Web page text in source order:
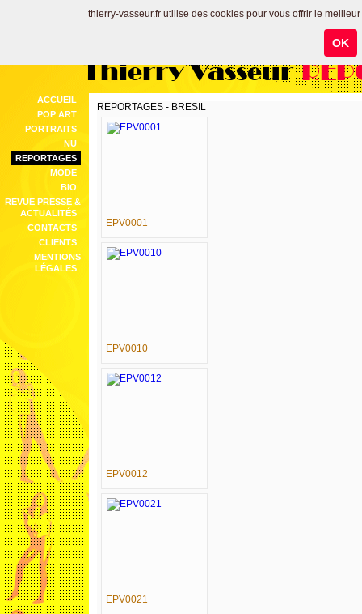
Thierry Vasseur
ACCUEIL
POP ART
PORTRAITS
NU
REPORTAGES
MODE
BIO
REVUE PRESSE &
ACTUALITÉS
CONTACTS
CLIENTS
MENTIONS
LÉGALES
REPORTAGES - BRESIL
EPV0001
EPV0010
EPV0012
EPV0021
thierry-vasseur.fr utilise des cookies pour vous offrir le
OK